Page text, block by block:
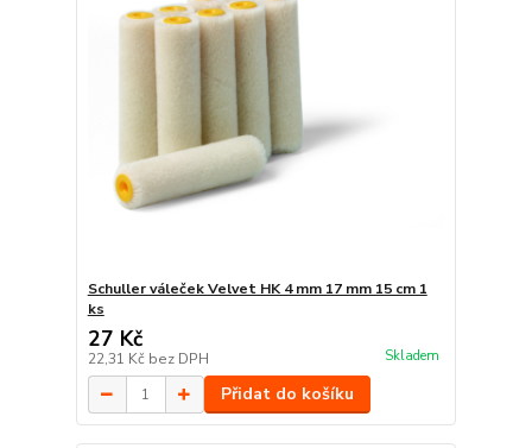
Schuller váleček Velvet HK 4 mm 17 mm 15 cm 1
ks
27 Kč
22,31 Kč bez DPH Skladem
Přidat do košíku